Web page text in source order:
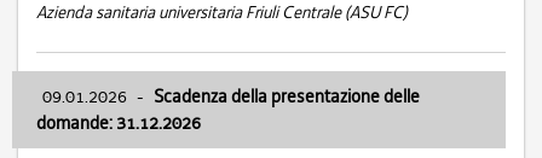
Azienda sanitaria universitaria Friuli Centrale (ASU FC)
09.01.2026 - Scadenza della presentazione delle
domande: 31.12.2026